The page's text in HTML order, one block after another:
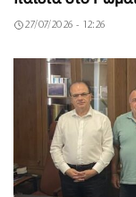
27/07/2026 - 12:26